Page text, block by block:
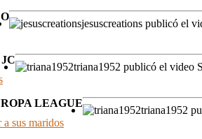
jesuscreations publicó el
triana1952 publicó el
LEAGUE
triana1952
sus maridos